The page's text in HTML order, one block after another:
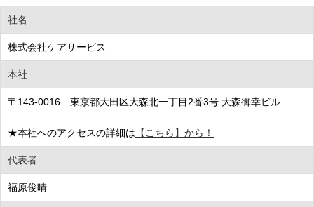
社名
株式会社ケアサービス
本社
〒143-0016 東京都大田区大森北一丁目2番3号 大森御幸ビル
★本社へのアクセスの詳細は 【こちら】から！
代表者
福原俊晴